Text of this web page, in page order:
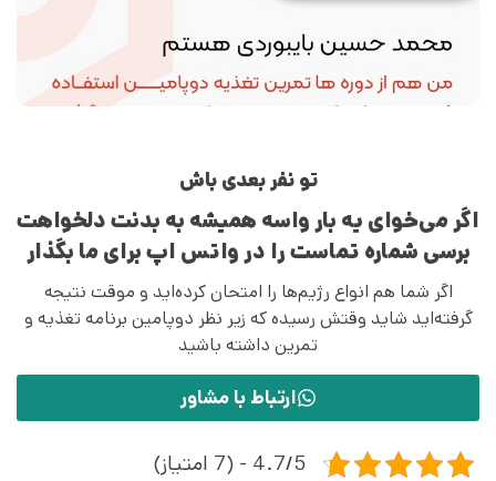
تو نفر بعدی باش
اگر می‌خوای یه بار واسه همیشه به بدنت دلخواهت
برسی شماره تماست را در واتس اپ برای ما بگذار
اگر شما هم انواع رژیم‌ها را امتحان کرده‌اید و موقت نتیجه
گرفته‌اید شاید وقتش رسیده که زیر نظر دوپامین برنامه تغذیه و
تمرین داشته باشید
ارتباط با مشاور
4.7/5 - (7 امتیاز)